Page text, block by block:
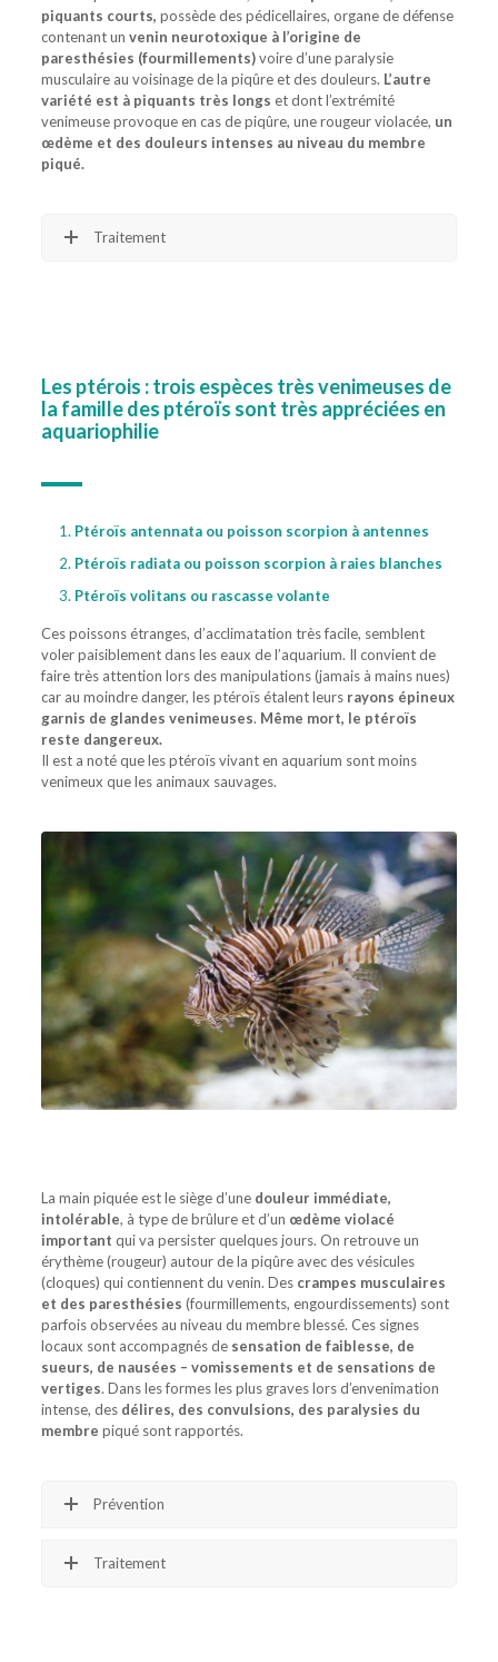
piquants courts, possède des pédicellaires, organe de défense
contenant un venin neurotoxique à l’origine de
paresthésies (fourmillements)voire d’une paralysie
musculaire au voisinage de la piqûre et des douleurs. L’autre
variété est à piquants très longs et dont l’extrémité
venimeuse provoque en cas de piqûre, une rougeur violacée, un
œdème et des douleurs intenses au niveau du membre
piqué.
Traitement
Les ptérois : trois espèces très venimeuses de
la famille des ptéroïs sont très appréciées en
aquariophilie
Ptéroïs antennata ou poisson scorpion à antennes
Ptéroïs radiata ou poisson scorpion à raies blanches
Ptéroïs volitans ou rascasse volante
Ces poissons étranges, d’acclimatation très facile, semblent
voler paisiblement dans les eaux de l’aquarium. Il convient de
faire très attention lors des manipulations (jamais à mains nues)
car au moindre danger, les ptéroïs étalent leurs rayons épineux
garnis de glandes venimeuses. Même mort, le ptéroïs
reste dangereux.
Il est a noté que les ptéroïs vivant en aquarium sont moins
venimeux que les animaux sauvages.
La main piquée est le siège d’une douleur immédiate,
intolérable, à type de brûlure et d’un œdème violacé
important qui va persister quelques jours. On retrouve un
érythème (rougeur) autour de la piqûre avec des vésicules
(cloques) qui contiennent du venin. Des crampes musculaires
et des paresthésies (fourmillements, engourdissements) sont
parfois observées au niveau du membre blessé. Ces signes
locaux sont accompagnés de sensation de faiblesse, de
sueurs, de nausées – vomissements et de sensations de
vertiges. Dans les formes les plus graves lors d’envenimation
intense, desdélires, des convulsions, des paralysies du
membre piqué sont rapportés.
Prévention
Traitement